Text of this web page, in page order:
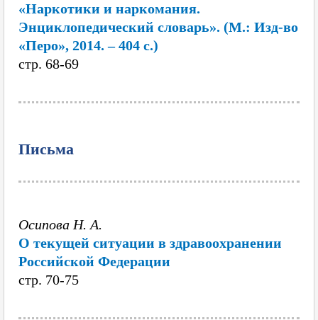
«Наркотики и наркомания.
Энциклопедический словарь». (М.: Изд-во
«Перо», 2014. – 404 с.)
cтр. 68-69
Письма
Осипова Н. А.
О текущей ситуации в здравоохранении
Российской Федерации
cтр. 70-75